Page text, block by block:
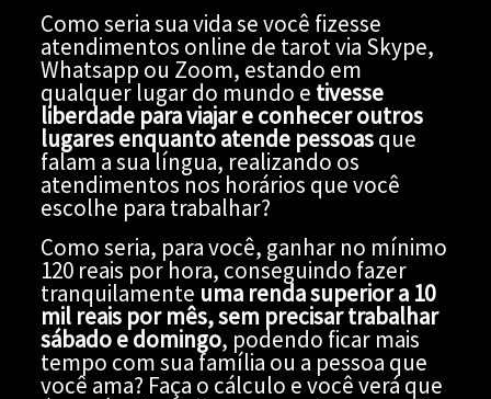
Como seria sua vida se você fizesse
atendimentos online de tarot via Skype,
Whatsapp ou Zoom, estando em
qualquer lugar do mundo e tivesse
liberdade para viajar e conhecer outros
lugares enquanto atende pessoasque
falam a sua língua, realizando os
atendimentos nos horários que você
escolhe para trabalhar?
Como seria, para você, ganhar no mínimo
120 reais por hora, conseguindo fazer
tranquilamente uma renda superior a 10
mil reais por mês, sem precisar trabalhar
sábado e domingo, podendo ficar mais
tempo com sua família ou a pessoa que
você ama? Faça o cálculo e você verá que